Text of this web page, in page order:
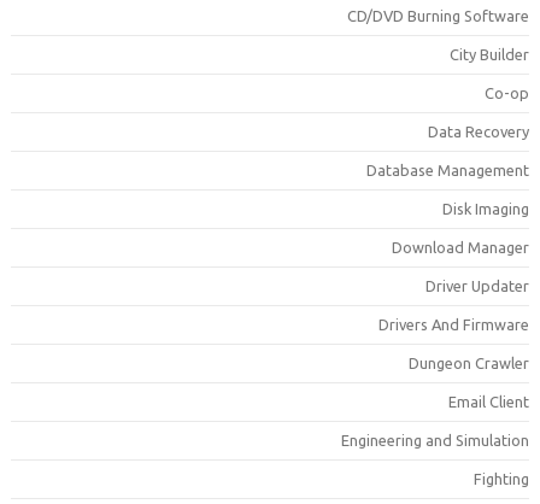
CD/DVD Burning
City
Co-
Data
Database
Disk
Download
Driver
Drivers And
Dungeon
Email
Engineering and